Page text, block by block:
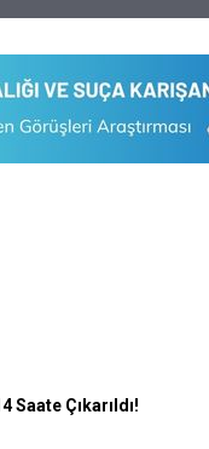
Saate Çıkarıldı!